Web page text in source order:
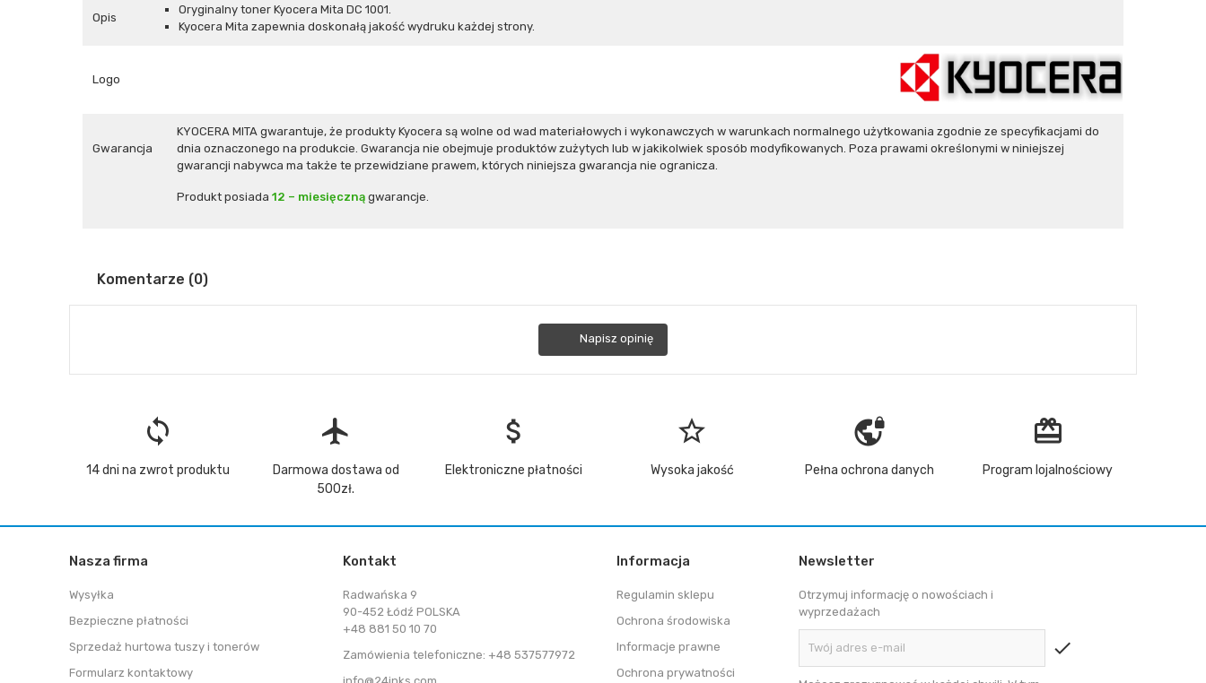
Opis
Oryginalny toner Kyocera Mita DC 1001.
Kyocera Mita zapewnia doskonałą jakość wydruku każdej strony.
Logo
Gwarancja
KYOCERA MITA gwarantuje, że produkty Kyocera są wolne od wad materiałowych i wykonawczych w warunkach normalnego użytkowania zgodnie ze specyfikacjami do
dnia oznaczonego na produkcie. Gwarancja nie obejmuje produktów zużytych lub w jakikolwiek sposób modyfikowanych. Poza prawami określonymi w niniejszej
gwarancji nabywca ma także te przewidziane prawem, których niniejsza gwarancja nie ogranicza.
Produkt posiada 12 – miesięczną gwarancje.
Komentarze (0)
Napisz opinię
loop
14 dni na zwrot produktu
flight
Darmowa dostawa od
500zł.
attach_money
Elektroniczne płatności
star_border
Wysoka jakość
vpn_lock
Pełna ochrona danych
redeem
Program lojalnościowy
Nasza firma
Wysyłka
Bezpieczne płatności
Sprzedaż hurtowa tuszy i tonerów
Formularz kontaktowy
Kontakt
Radwańska 9
90-452 Łódź POLSKA
+48 881 50 10 70
Zamówienia telefoniczne: +48 537577972
Informacja
Regulamin sklepu
Ochrona środowiska
Informacje prawne
Ochrona prywatności
Newsletter
Otrzymuj informację o nowościach i
wyprzedażach
check